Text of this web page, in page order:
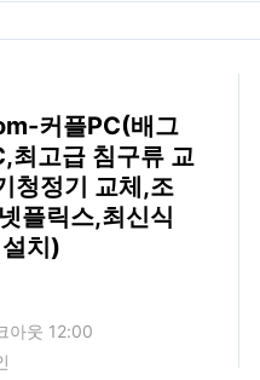
커플PC(배그
최고급 침구류 교
청정기 교체,조
플릭스,최신식
치)
아웃 12:00